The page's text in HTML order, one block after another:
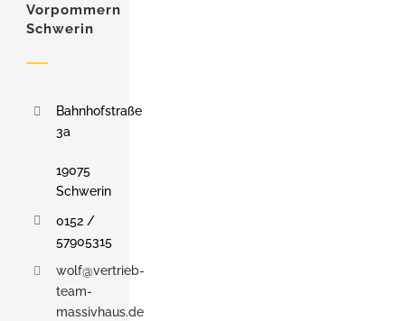
Vorpommern
Schwerin
Bahnhofstraße
3a
19075
Schwerin
0152 /
57905315
wolf@vertrieb-
team-
massivhaus.de